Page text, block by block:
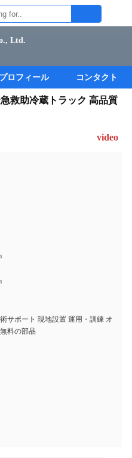
Ltd.
プロフィール コンタクト
救助冷蔵トラック 高品質
video
サポート 現地設置 運用・訓練 オ
料の部品